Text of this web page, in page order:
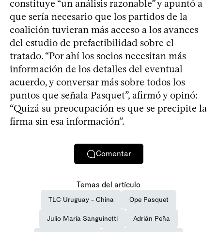
constituye “un análisis razonable” y apuntó a
que sería necesario que los partidos de la
coalición tuvieran más acceso a los avances
del estudio de prefactibilidad sobre el
tratado. “Por ahí los socios necesitan más
información de los detalles del eventual
acuerdo, y conversar más sobre todos los
puntos que señala Pasquet”, afirmó y opinó:
“Quizá su preocupación es que se precipite la
firma sin esa información”.
Comentar
Temas del artículo
TLC Uruguay - China Ope Pasquet
Julio María Sanguinetti Adrián Peña